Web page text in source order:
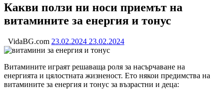
Какви ползи ни носи приемът на
витамините за енергия и тонус
VidaBG.com 23.02.2024 23.02.2024
Витамините играят решаваща роля за насърчаване на
енергията и цялостната жизненост. Ето някои предимства на
витамините за енергия и тонус за възрастни и деца: